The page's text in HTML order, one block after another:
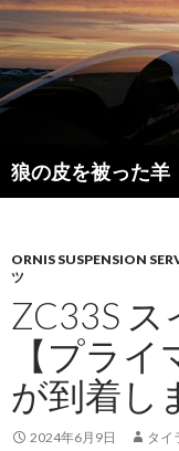
狼の皮を被った羊
検
索
ン
ツ
へ
移
ORNIS SUSPENSION
ツ
ZC33S
【プラ
が到着し
2024年6月9日 タイ